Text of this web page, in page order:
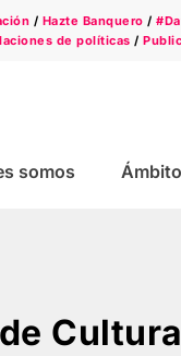
/ Hazte Banquero /
de políticas /
somos
Cultura